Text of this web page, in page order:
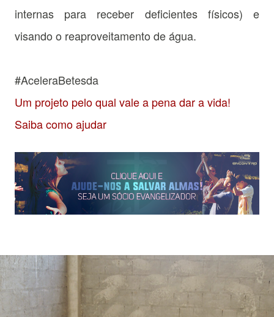
internas para receber deficientes físicos) e
visando o reaproveitamento de água.
#AceleraBetesda
Um projeto pelo qual vale a pena dar a vida!
Saiba como ajudar